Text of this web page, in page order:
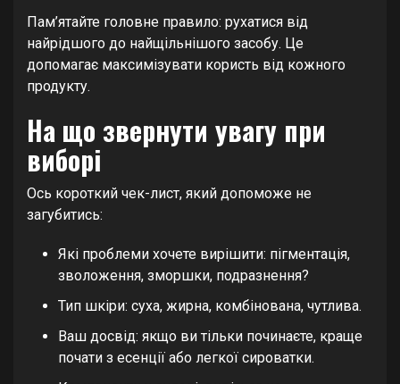
Пам’ятайте головне правило: рухатися від
найрідшого до найщільнішого засобу. Це
допомагає максимізувати користь від кожного
продукту.
На що звернути увагу при
виборі
Ось короткий чек-лист, який допоможе не
загубитись:
Які проблеми хочете вирішити: пігментація,
зволоження, зморшки, подразнення?
Тип шкіри: суха, жирна, комбінована, чутлива.
Ваш досвід: якщо ви тільки починаєте, краще
почати з есенції або легкої сироватки.